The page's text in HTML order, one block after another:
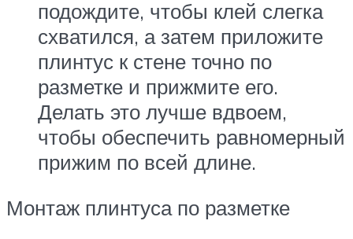
подождите, чтобы клей слегка
схватился, а затем приложите
плинтус к стене точно по
разметке и прижмите его.
Делать это лучше вдвоем,
чтобы обеспечить равномерный
прижим по всей длине.
Монтаж плинтуса по разметке